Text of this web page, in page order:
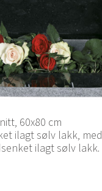
60x80 cm
ilagt sølv lakk, med
ilagt sølv lakk.